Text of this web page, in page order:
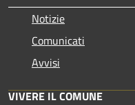
Notizie
Comunicati
Avvisi
VIVERE IL COMUNE